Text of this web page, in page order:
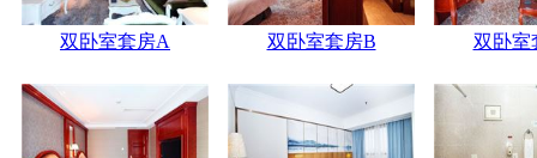
双卧室套房A 双卧室套房B 双卧室